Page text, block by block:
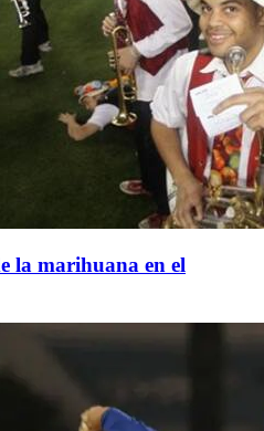
la marihuana en el